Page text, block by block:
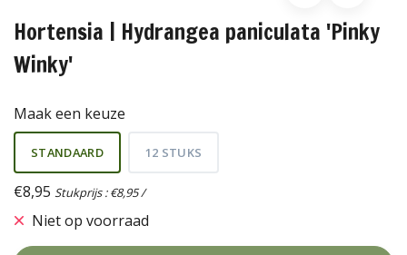
Hortensia | Hydrangea paniculata 'Pinky
Winky'
Maak een keuze
STANDAARD 12 STUKS
€8,95 Stukprijs : €8,95 /
Niet op voorraad